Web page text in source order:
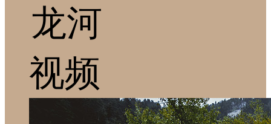
龙河
视频